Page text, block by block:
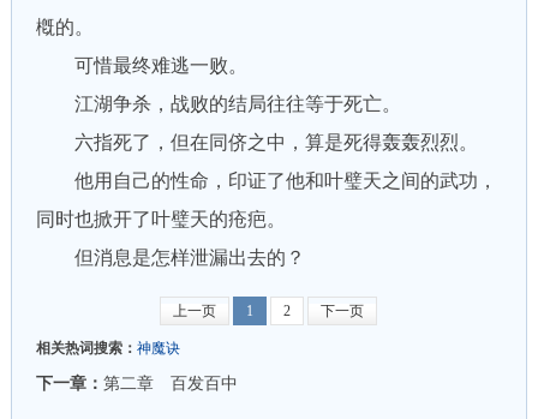
槪的。
可惜最终难逃一败。
江湖争杀，战败的结局往往等于死亡。
六指死了，但在同侪之中，算是死得轰轰烈烈。
他用自己的性命，印证了他和叶璧天之间的武功，
同时也掀开了叶璧天的疮疤。
但消息是怎样泄漏出去的？
上一页 1 2 下一页
相关热词搜索： 神魔诀
下一章： 第二章 百发百中